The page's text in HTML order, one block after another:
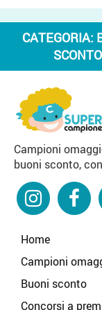
CATEGORIA:
SCONTO
Campioni
buoni sconto,
Home
Campioni
Buoni sconto
Concorsi a